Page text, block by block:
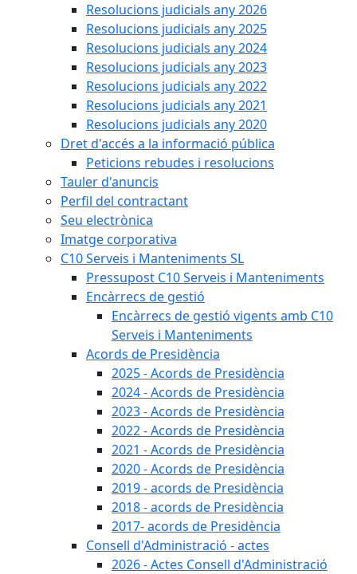
Resolucions judicials any 2026
Resolucions judicials any 2025
Resolucions judicials any 2024
Resolucions judicials any 2023
Resolucions judicials any 2022
Resolucions judicials any 2021
Resolucions judicials any 2020
Dret d'accés a la informació pública
Peticions rebudes i resolucions
Tauler d'anuncis
Perfil del contractant
Seu electrònica
Imatge corporativa
C10 Serveis i Manteniments SL
Pressupost C10 Serveis i Manteniments
Encàrrecs de gestió
Encàrrecs de gestió vigents amb C10
Serveis i Manteniments
Acords de Presidència
2025 - Acords de Presidència
2024 - Acords de Presidència
2023 - Acords de Presidència
2022 - Acords de Presidència
2021 - Acords de Presidència
2020 - Acords de Presidència
2019 - acords de Presidència
2018 - acords de Presidència
2017- acords de Presidència
Consell d'Administració - actes
2026 - Actes Consell d'Administració